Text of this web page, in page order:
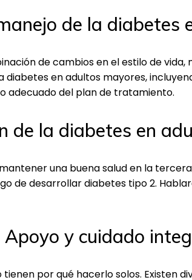
de la diabetes
de cambios en el estilo de
en adultos mayores,
adecuado del plan de tratamiento.
de la diabetes en
una buena salud en la
de desarrollar diabetes tipo 2.
Apoyo y cuidado
por qué hacerlo solos. Existen